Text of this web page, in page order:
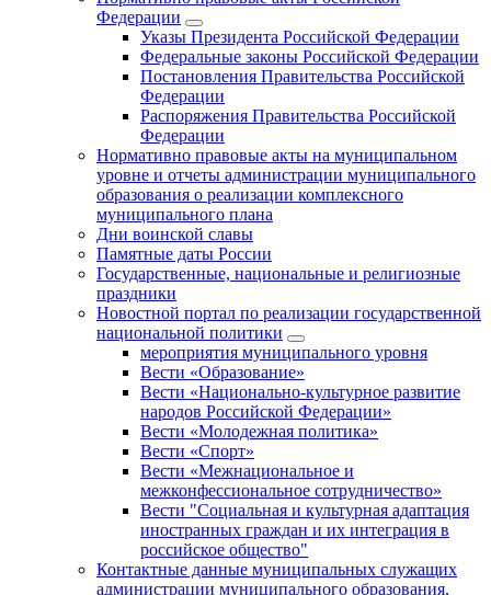
Федерации
Указы Президента Российской Федерации
Федеральные законы Российской Федерации
Постановления Правительства Российской
Федерации
Распоряжения Правительства Российской
Федерации
Нормативно правовые акты на муниципальном
уровне и отчеты администрации муниципального
образования о реализации комплексного
муниципального плана
Дни воинской славы
Памятные даты России
Государственные, национальные и религиозные
праздники
Новостной портал по реализации государственной
национальной политики
мероприятия муниципального уровня
Вести «Образование»
Вести «Национально-культурное развитие
народов Российской Федерации»
Вести «Молодежная политика»
Вести «Спорт»
Вести «Межнациональное и
межконфессиональное сотрудничество»
Вести "Социальная и культурная адаптация
иностранных граждан и их интеграция в
российское общество"
Контактные данные муниципальных служащих
администрации муниципального образования,